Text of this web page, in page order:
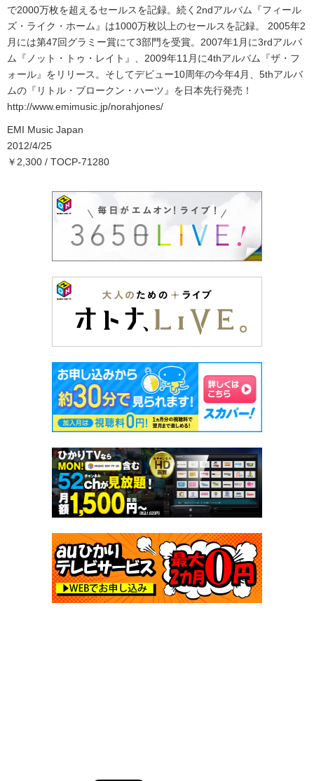
で2000万枚を超えるセールスを記録。続く2ndアルバム『フィール
ズ・ライク・ホーム』は1000万枚以上のセールスを記録。 2005年2
月には第47回グラミー賞にて3部門を受賞。2007年1月に3rdアルバ
ム『ノット・トゥ・レイト』、2009年11月に4thアルバム『ザ・フ
ォール』をリリース。そしてデビュー10周年の今年4月、5thアルバ
ムの『リトル・ブロークン・ハーツ』を日本先行発売！
http://www.emimusic.jp/norahjones/
EMI Music Japan
2012/4/25
￥2,300 / TOCP-71280